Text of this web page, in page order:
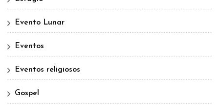
Evento Lunar
Eventos
Eventos religiosos
Gospel